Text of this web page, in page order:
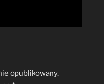
opublikowany.